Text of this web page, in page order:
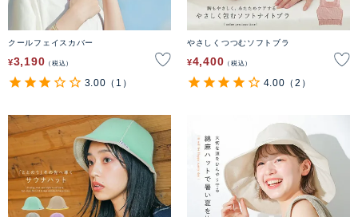
クールフェイスカバー
¥3,190 税込
3.00 （1）
やさしくつつむソフトブラ
¥4,400 税込
4.00 （2）